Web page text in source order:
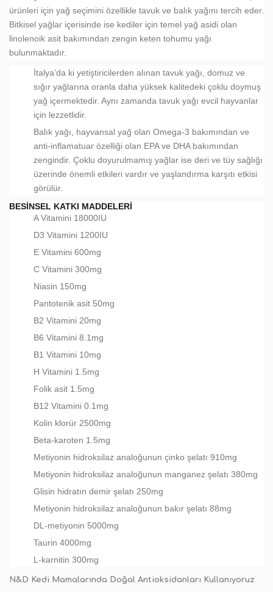
ürünleri için yağ seçimini özellikle tavuk ve balık yağını tercih eder.
Bitkisel yağlar içerisinde ise kediler için temel yağ asidi olan
linolenoik asit bakımından zengin keten tohumu yağı
bulunmaktadır.
İtalya’da ki yetiştiricilerden alınan tavuk yağı, domuz ve
sığır yağlarına oranla daha yüksek kalitedeki çoklu doymuş
yağ içermektedir. Aynı zamanda tavuk yağı evcil hayvanlar
için lezzetlidir.
Balık yağı, hayvansal yağ olan Omega-3 bakımından ve
anti-inflamatuar özelliği olan EPA ve DHA bakımından
zengindir. Çoklu doyurulmamış yağlar ise deri ve tüy sağlığı
üzerinde önemli etkileri vardır ve yaşlandırma karşıtı etkisi
görülür.
BESINSEL KATKI MADDELERI
A Vitamini 18000IU
D3 Vitamini 1200IU
E Vitamini 600mg
C Vitamini 300mg
Niasin 150mg
Pantotenik asit 50mg
B2 Vitamini 20mg
B6 Vitamini 8.1mg
B1 Vitamini 10mg
H Vitamini 1.5mg
Folik asit 1.5mg
B12 Vitamini 0.1mg
Kolin klorür 2500mg
Beta-karoten 1.5mg
Metiyonin hidroksilaz analoğunun çinko şelatı 910mg
Metiyonin hidroksilaz analoğunun manganez şelatı 380mg
Glisin hidratın demir şelatı 250mg
Metiyonin hidroksilaz analoğunun bakır şelatı 88mg
DL-metiyonin 5000mg
Taurin 4000mg
L-karnitin 300mg
N&D Kedi Mamalarında Doğal Antioksidanları Kullanıyoruz